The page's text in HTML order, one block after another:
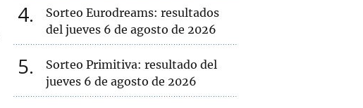
4
Sorteo Eurodreams: resultados
del jueves 6 de agosto de 2026
5
Sorteo Primitiva: resultado del
jueves 6 de agosto de 2026